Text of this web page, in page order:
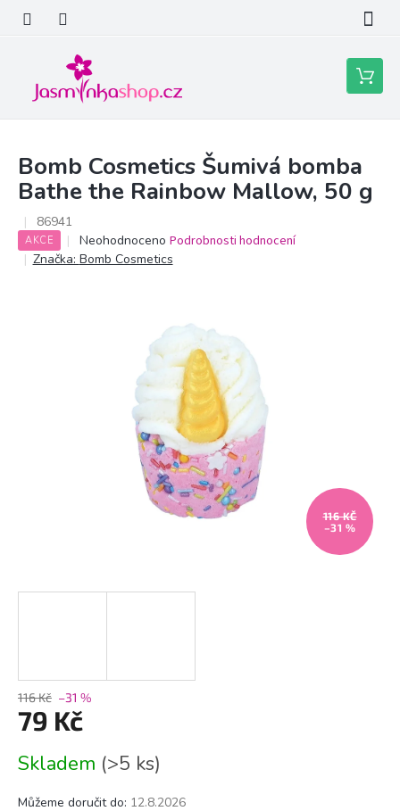
obsah
Nákupní
košík
Bomb Cosmetics Šumivá bomba
Bathe the Rainbow Mallow, 50 g
86941
AKCE
Průměrné
hodnocení
Neohodnoceno Podrobnosti hodnocení
Značka: Bomb Cosmetics
116 KČ
–31 %
116 Kč –31 %
79 Kč
cena:
Skladem (>5 ks)
Můžeme doručit do: 12.8.2026